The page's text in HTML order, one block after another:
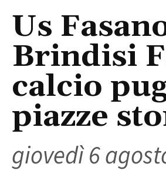
Us
Brindisi
calcio
piazze
giovedì 6